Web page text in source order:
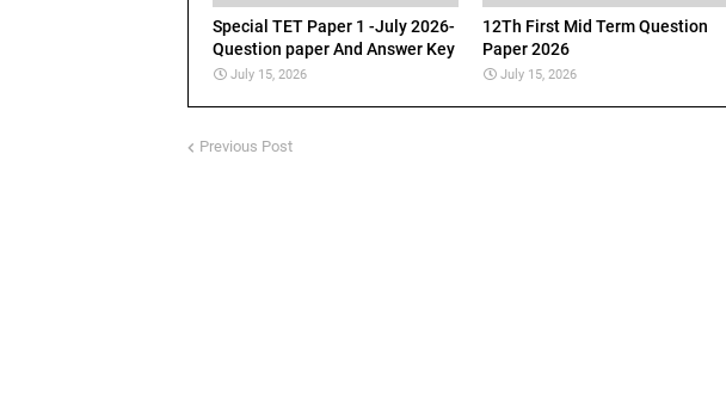
Special TET Paper 1 -July 2026-
Question paper And Answer Key
July 15, 2026
12Th First Mid Term Question
Paper 2026
July 15, 2026
Previous Post